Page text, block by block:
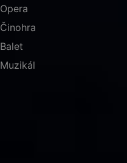
Opera
Činohra
Balet
Muzikál